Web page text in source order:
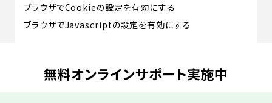
ブラウザでCookieの設定を有効にする
ブラウザでJavascriptの設定を有効にする
無料オンラインサポート実施中